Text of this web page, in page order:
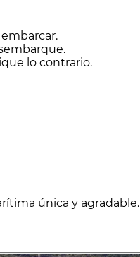
lo contrario.
única y agradable.